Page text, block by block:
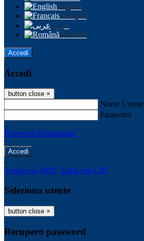
English
Français
عربى
Română
Accedi
Accedi
button close ×
Nome Utente
Password
Password dimenticata?
-
Entra con SPID Entra con CIE
Seleziona utente
button close ×
Recupero password